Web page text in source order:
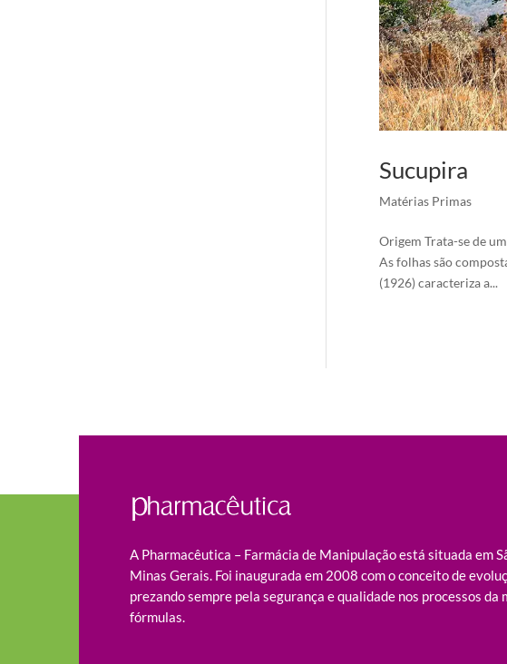
Sucupira
Matérias Primas
Origem Trata-se de
As folhas são
(1926) caracteriza a...
A Pharmacêutica – Farmácia de Manipulação está situada em
Minas Gerais. Foi inaugurada em 2008 com o conceito de
prezando sempre pela segurança e qualidade nos processos da
fórmulas.